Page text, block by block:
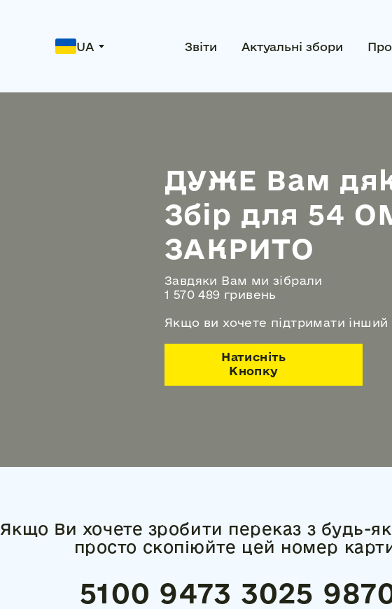
UA Звіти Актуальні збори
ДУЖЕ Вам
Збір для 54
ЗАКРИТО
Завдяки Вам ми зібрали
1 570 489 гривень
Якщо ви хочете підтримати інший
Натисніть
Кнопку
Якщо Ви хочете зробити переказ з будь-
просто скопіюйте цей номер
5100 9473 3025